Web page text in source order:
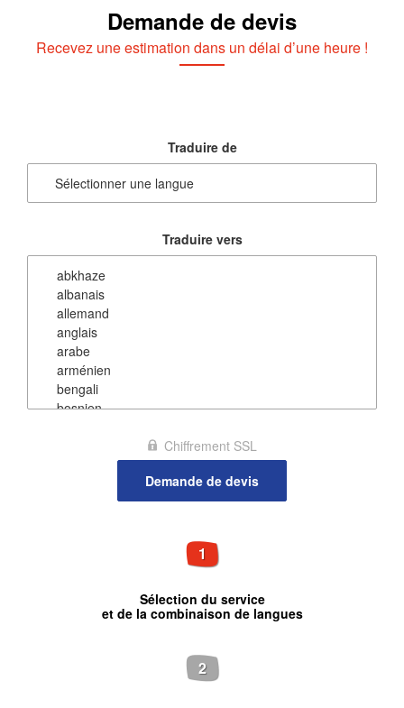
Demande de devis
Recevez une estimation dans un délai d’une heure !
Traduire de
Traduire vers
Chiffrement SSL
1
Sélection du service
et de la combinaison de langues
2